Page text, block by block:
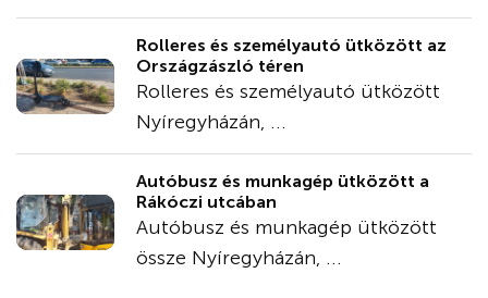
Rolleres és személyautó ütközött az
Országzászló téren
Rolleres és személyautó ütközött
Nyíregyházán, ...
Autóbusz és munkagép ütközött a
Rákóczi utcában
Autóbusz és munkagép ütközött
össze Nyíregyházán, ...